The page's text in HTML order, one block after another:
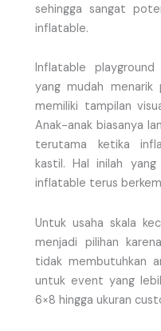
sehingga sangat
inflatable.
Inflatable
yang mudah menarik
memiliki tampilan
Anak-anak biasanya
terutama ketika
kastil. Hal inilah
inflatable terus
Untuk usaha skala
menjadi pilihan
tidak membutuhkan
untuk event yang
6×8 hingga ukuran